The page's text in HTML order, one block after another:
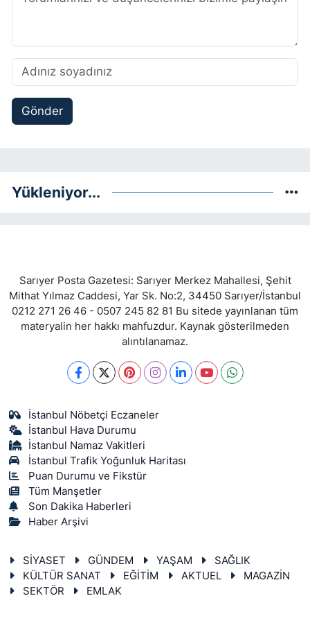
Gönder
Yükleniyor...
Sarıyer Posta Gazetesi: Sarıyer Merkez Mahallesi, Şehit
Mithat Yılmaz Caddesi, Yar Sk. No:2, 34450 Sarıyer/İstanbul
0212 271 26 46 - 0507 245 82 81 Bu sitede yayınlanan tüm
materyalin her hakkı mahfuzdur. Kaynak gösterilmeden
alıntılanamaz.
İstanbul Nöbetçi Eczaneler
İstanbul Hava Durumu
İstanbul Namaz Vakitleri
İstanbul Trafik Yoğunluk Haritası
Puan Durumu ve Fikstür
Tüm Manşetler
Son Dakika Haberleri
Haber Arşivi
SİYASET GÜNDEM YAŞAM
SAĞLIK
KÜLTÜR SANAT
EĞİTİM AKTUEL
MAGAZİN
SEKTÖR
EMLAK